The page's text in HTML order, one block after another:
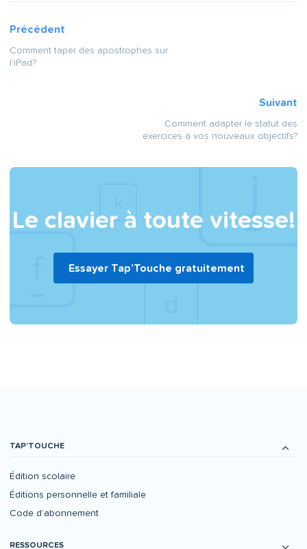
Précédent
Comment taper des apostrophes sur
l’iPad?
Suivant
Comment adapter le statut des
exercices à vos nouveaux objectifs?
Le clavier à toute vitesse!
Essayer Tap’Touche gratuitement
TAP’TOUCHE
Édition scolaire
Éditions personnelle et familiale
Code d’abonnement
RESSOURCES